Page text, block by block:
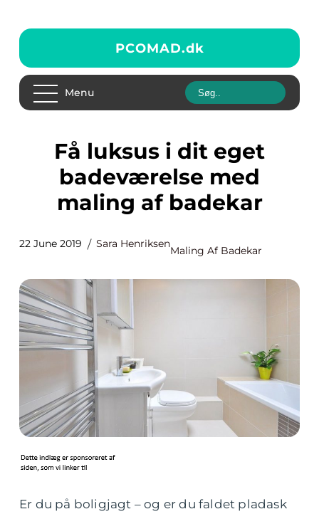
PCOMAD.dk
Menu
Få luksus i dit eget
badeværelse med
maling af badekar
22 June 2019 Sara Henriksen
Maling Af Badekar
Er du på boligjagt – og er du faldet pladask